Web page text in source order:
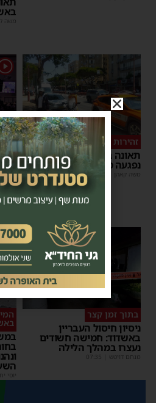
משה
זהירות בדרכים
תאונה באשדוד: הולכת רגל
נפגעה מרכב חולף
משה קאהן
1
משה
בתוך זמן קצר
ניסיון חיסול העבריין
באשדוד: חמישה חשודים
נעצרו במהלך הלילה
מנחם דויטש 07:35
יוסי